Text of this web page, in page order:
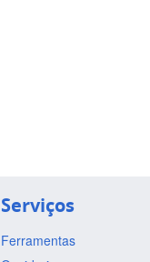
Serviços
Ferramentas